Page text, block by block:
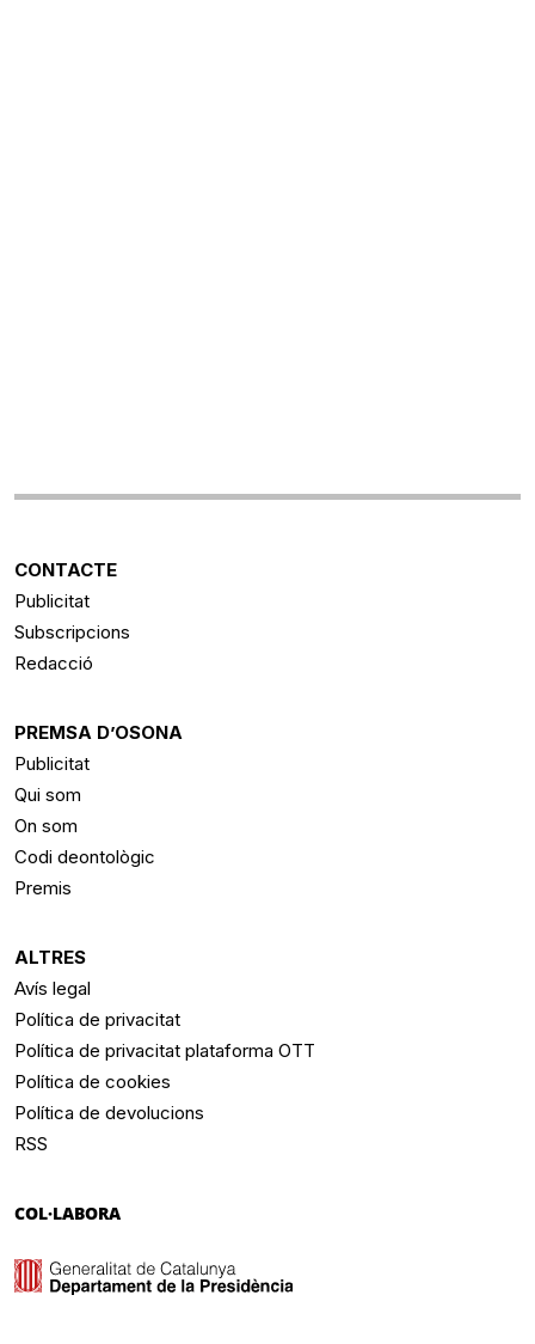
CONTACTE
Publicitat
Subscripcions
Redacció
PREMSA D’OSONA
Publicitat
Qui som
On som
Codi deontològic
Premis
ALTRES
Avís legal
Política de privacitat
Política de privacitat plataforma OTT
Política de cookies
Política de devolucions
RSS
COL·LABORA